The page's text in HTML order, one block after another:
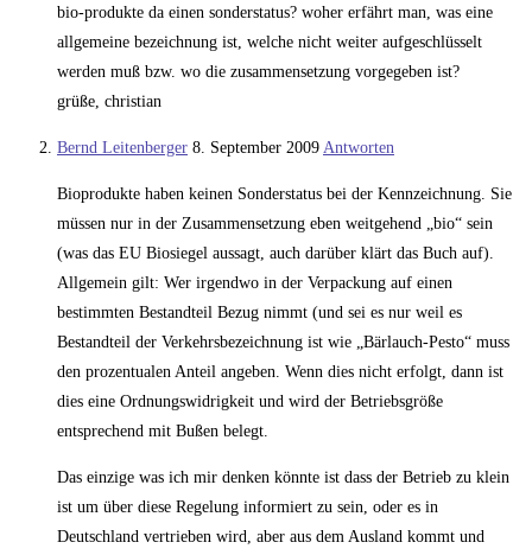
bio-produkte da einen sonderstatus? woher erfährt man, was eine
allgemeine bezeichnung ist, welche nicht weiter aufgeschlüsselt
werden muß bzw. wo die zusammensetzung vorgegeben ist?
grüße, christian
Bernd Leitenberger 8. September 2009 Antworten
Bioprodukte haben keinen Sonderstatus bei der Kennzeichnung. Sie
müssen nur in der Zusammensetzung eben weitgehend „bio“ sein
(was das EU Biosiegel aussagt, auch darüber klärt das Buch auf).
Allgemein gilt: Wer irgendwo in der Verpackung auf einen
bestimmten Bestandteil Bezug nimmt (und sei es nur weil es
Bestandteil der Verkehrsbezeichnung ist wie „Bärlauch-Pesto“ muss
den prozentualen Anteil angeben. Wenn dies nicht erfolgt, dann ist
dies eine Ordnungswidrigkeit und wird der Betriebsgröße
entsprechend mit Bußen belegt.
Das einzige was ich mir denken könnte ist dass der Betrieb zu klein
ist um über diese Regelung informiert zu sein, oder es in
Deutschland vertrieben wird, aber aus dem Ausland kommt und